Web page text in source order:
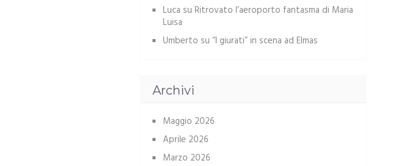
Luca su Ritrovato l’aeroporto fantasma di Maria
Luisa
Umberto su “I giurati” in scena ad Elmas
Archivi
Maggio 2026
Aprile 2026
Marzo 2026